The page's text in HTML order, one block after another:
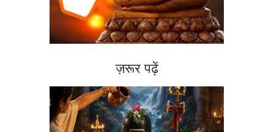
ज़रूर पढ़ें